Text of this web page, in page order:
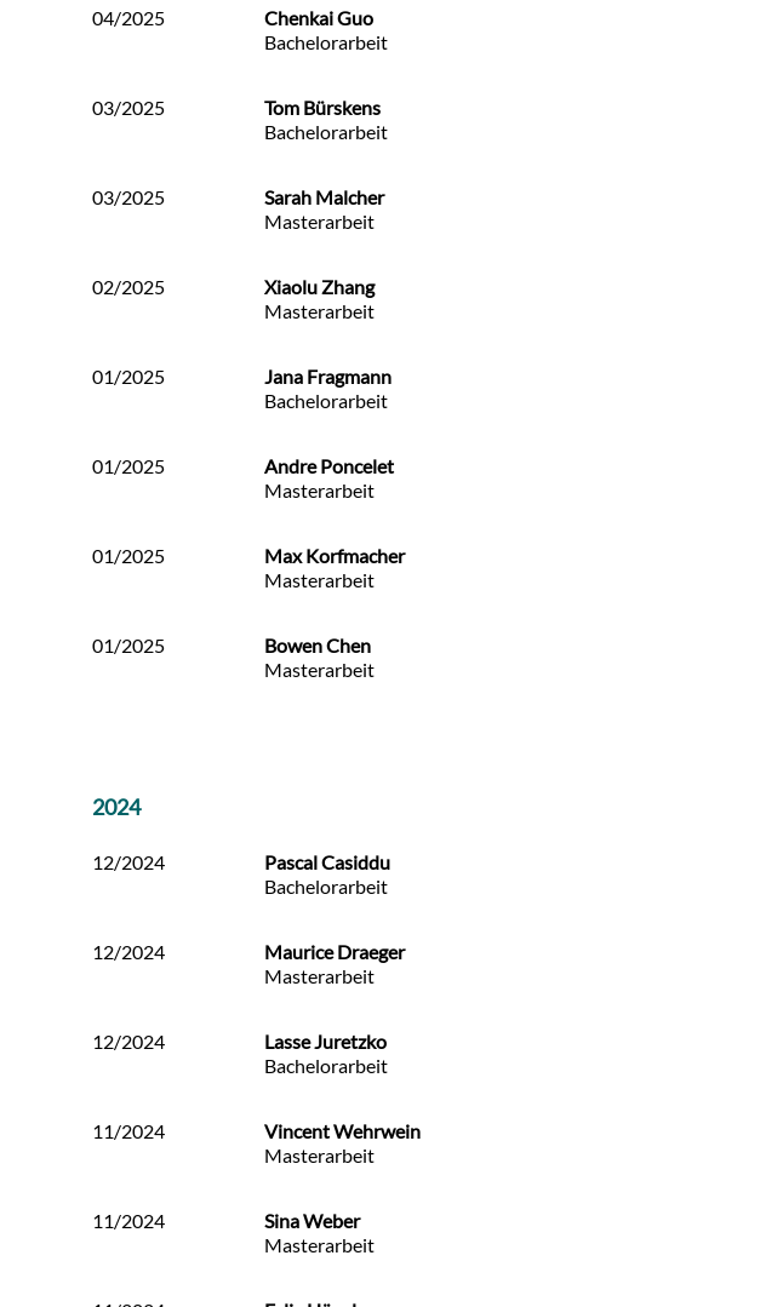
04/2025
Chenkai Guo
Bachelorarbeit
03/2025
Tom Bürskens
Bachelorarbeit
03/2025
Sarah Malcher
Masterarbeit
02/2025
Xiaolu Zhang
Masterarbeit
01/2025
Jana Fragmann
Bachelorarbeit
01/2025
Andre Poncelet
Masterarbeit
01/2025
Max Korfmacher
Masterarbeit
01/2025
Bowen Chen
Masterarbeit
2024
12/2024
Pascal Casiddu
Bachelorarbeit
12/2024
Maurice Draeger
Masterarbeit
12/2024
Lasse Juretzko
Bachelorarbeit
11/2024
Vincent Wehrwein
Masterarbeit
11/2024
Sina Weber
Masterarbeit